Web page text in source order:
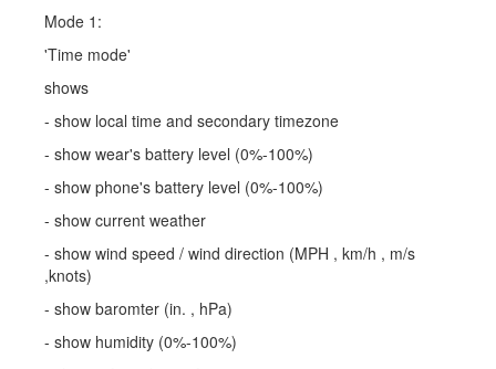
Mode 1:
'Time mode'
shows
- show local time and secondary timezone
- show wear's battery level (0%-100%)
- show phone's battery level (0%-100%)
- show current weather
- show wind speed / wind direction (MPH , km/h , m/s
,knots)
- show baromter (in. , hPa)
- show humidity (0%-100%)